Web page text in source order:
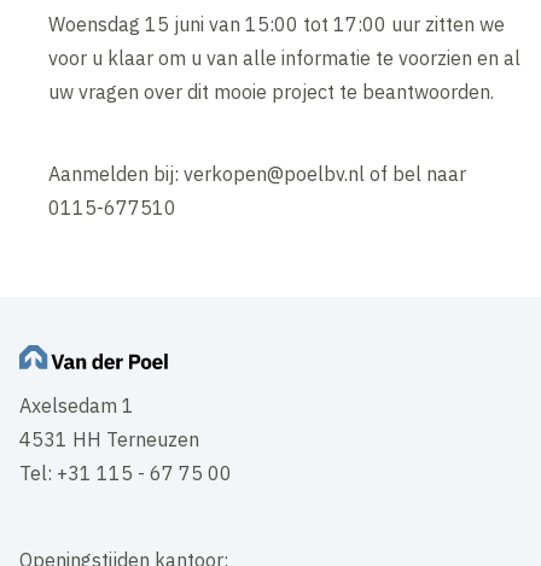
Woensdag 15 juni van 15:00 tot 17:00 uur zitten we
voor u klaar om u van alle informatie te voorzien en al
uw vragen over dit mooie project te beantwoorden.
Aanmelden bij: verkopen@poelbv.nl of bel naar
0115-677510
Axelsedam 1
4531 HH Terneuzen
Tel: +31 115 - 67 75 00
Openingstijden kantoor: